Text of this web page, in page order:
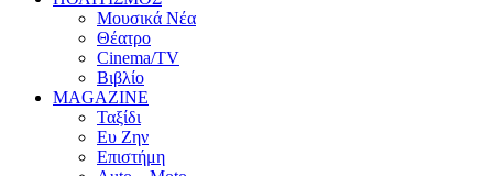
Μουσικά Νέα
Θέατρο
Cinema/TV
Βιβλίο
MAGAZINE
Ταξίδι
Ευ Ζην
Επιστήμη